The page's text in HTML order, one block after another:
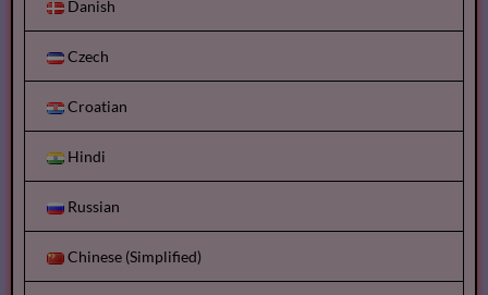
Danish
Czech
Croatian
Hindi
Russian
Chinese (Simplified)